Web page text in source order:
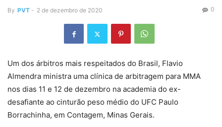
By PVT - 2 de dezembro de 2020 0
Um dos árbitros mais respeitados do Brasil, Flavio
Almendra ministra uma clínica de arbitragem para MMA
nos dias 11 e 12 de dezembro na academia do ex-
desafiante ao cinturão peso médio do UFC Paulo
Borrachinha, em Contagem, Minas Gerais.